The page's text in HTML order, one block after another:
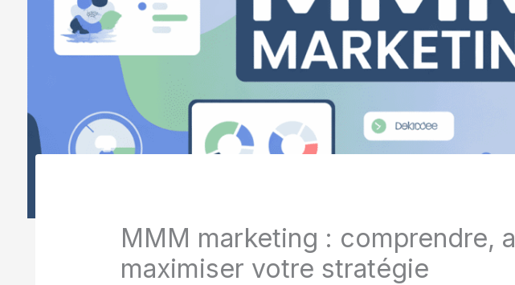
MMM marketing : comprendre,
maximiser votre stratégie